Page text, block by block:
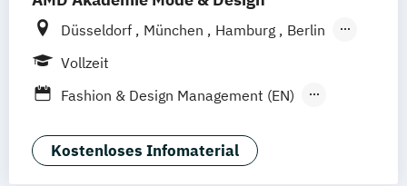
Düsseldorf München Hamburg
Berlin
Wiesbaden
Vollzeit
Fashion & Design Management (EN)
Interior Design Luxury Management (EN)
Marken- & Kommunikationsdesign
Kostenloses Infomaterial